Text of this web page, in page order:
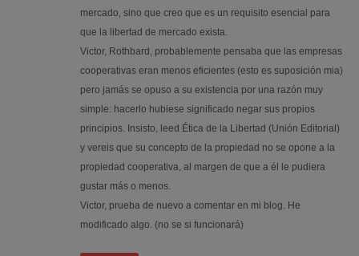
mercado, sino que creo que es un requisito esencial para
que la libertad de mercado exista.
Victor, Rothbard, probablemente pensaba que las empresas
cooperativas eran menos eficientes (esto es suposición mia)
pero jamás se opuso a su existencia por una razón muy
simple: hacerlo hubiese significado negar sus propios
principios. Insisto, leed Ética de la Libertad (Unión Editorial)
y vereis que su concepto de la propiedad no se opone a la
propiedad cooperativa, al margen de que a él le pudiera
gustar más o menos.
Victor, prueba de nuevo a comentar en mi blog. He
modificado algo. (no se si funcionará)